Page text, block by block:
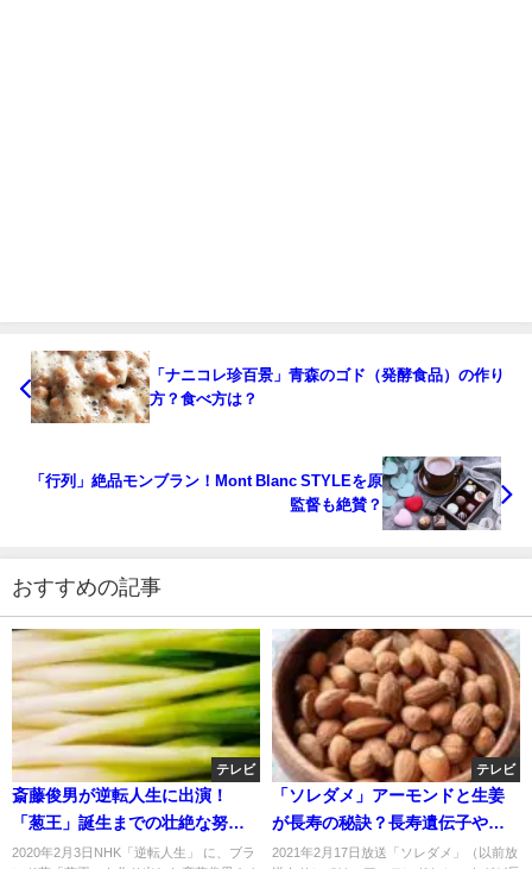
「ナニコレ珍百景」青森のゴド（発酵食品）の作り
方？食べ方は？
「行列」絶品モンブラン！Mont Blanc STYLEを原
監督も絶賛？
おすすめの記事
テレビ
斎藤俊男が逆転人生に出演！
「葱王」誕生までの壮絶な努力
とは？
2020年2月3日NHK「逆転人生」 に、ブラ
テレビ
「ソレダメ」アーモンドと生姜
が長寿の秘訣？長寿遺伝子や長
寿ホルモン？
2021年2月17日放送「ソレダメ」（以前放